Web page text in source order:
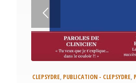
CLEPSYDRE, PUBLICATION - CLEPSYDRE,